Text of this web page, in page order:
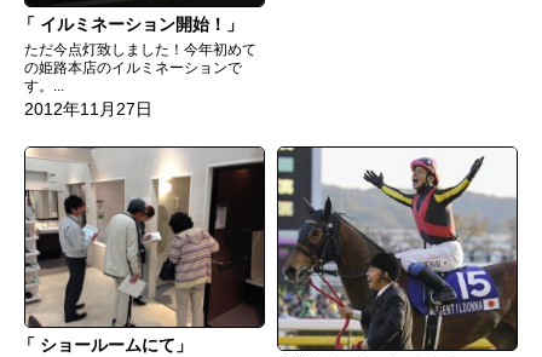
イルミネーション開始！
ただ今点灯致しました！今年初めて
の姫路本店のイルミネーションで
す。...
2012年11月27日
ショールームにて